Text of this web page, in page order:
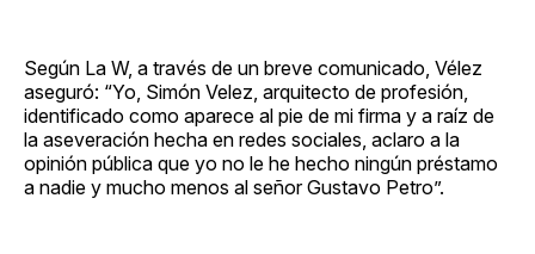
Según La W, a través de un breve comunicado, Vélez
aseguró: “Yo, Simón Velez, arquitecto de profesión,
identificado como aparece al pie de mi firma y a raíz de
la aseveración hecha en redes sociales, aclaro a la
opinión pública que yo no le he hecho ningún préstamo
a nadie y mucho menos al señor Gustavo Petro”.